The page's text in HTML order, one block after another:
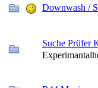
Downwash /
Suche Prüfer